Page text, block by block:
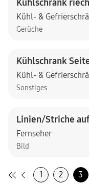
Kühlschrank
Kühl- &
Gerüche
Kühlschrank
Kühl- &
Sonstiges
Linien/Striche
Fernseher
Bild
1 2 3